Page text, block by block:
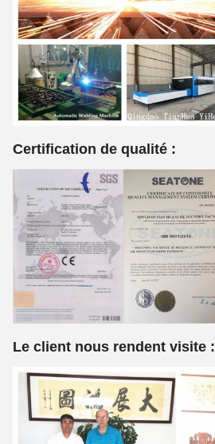
Certification de qualité :
Le client nous rendent visite :